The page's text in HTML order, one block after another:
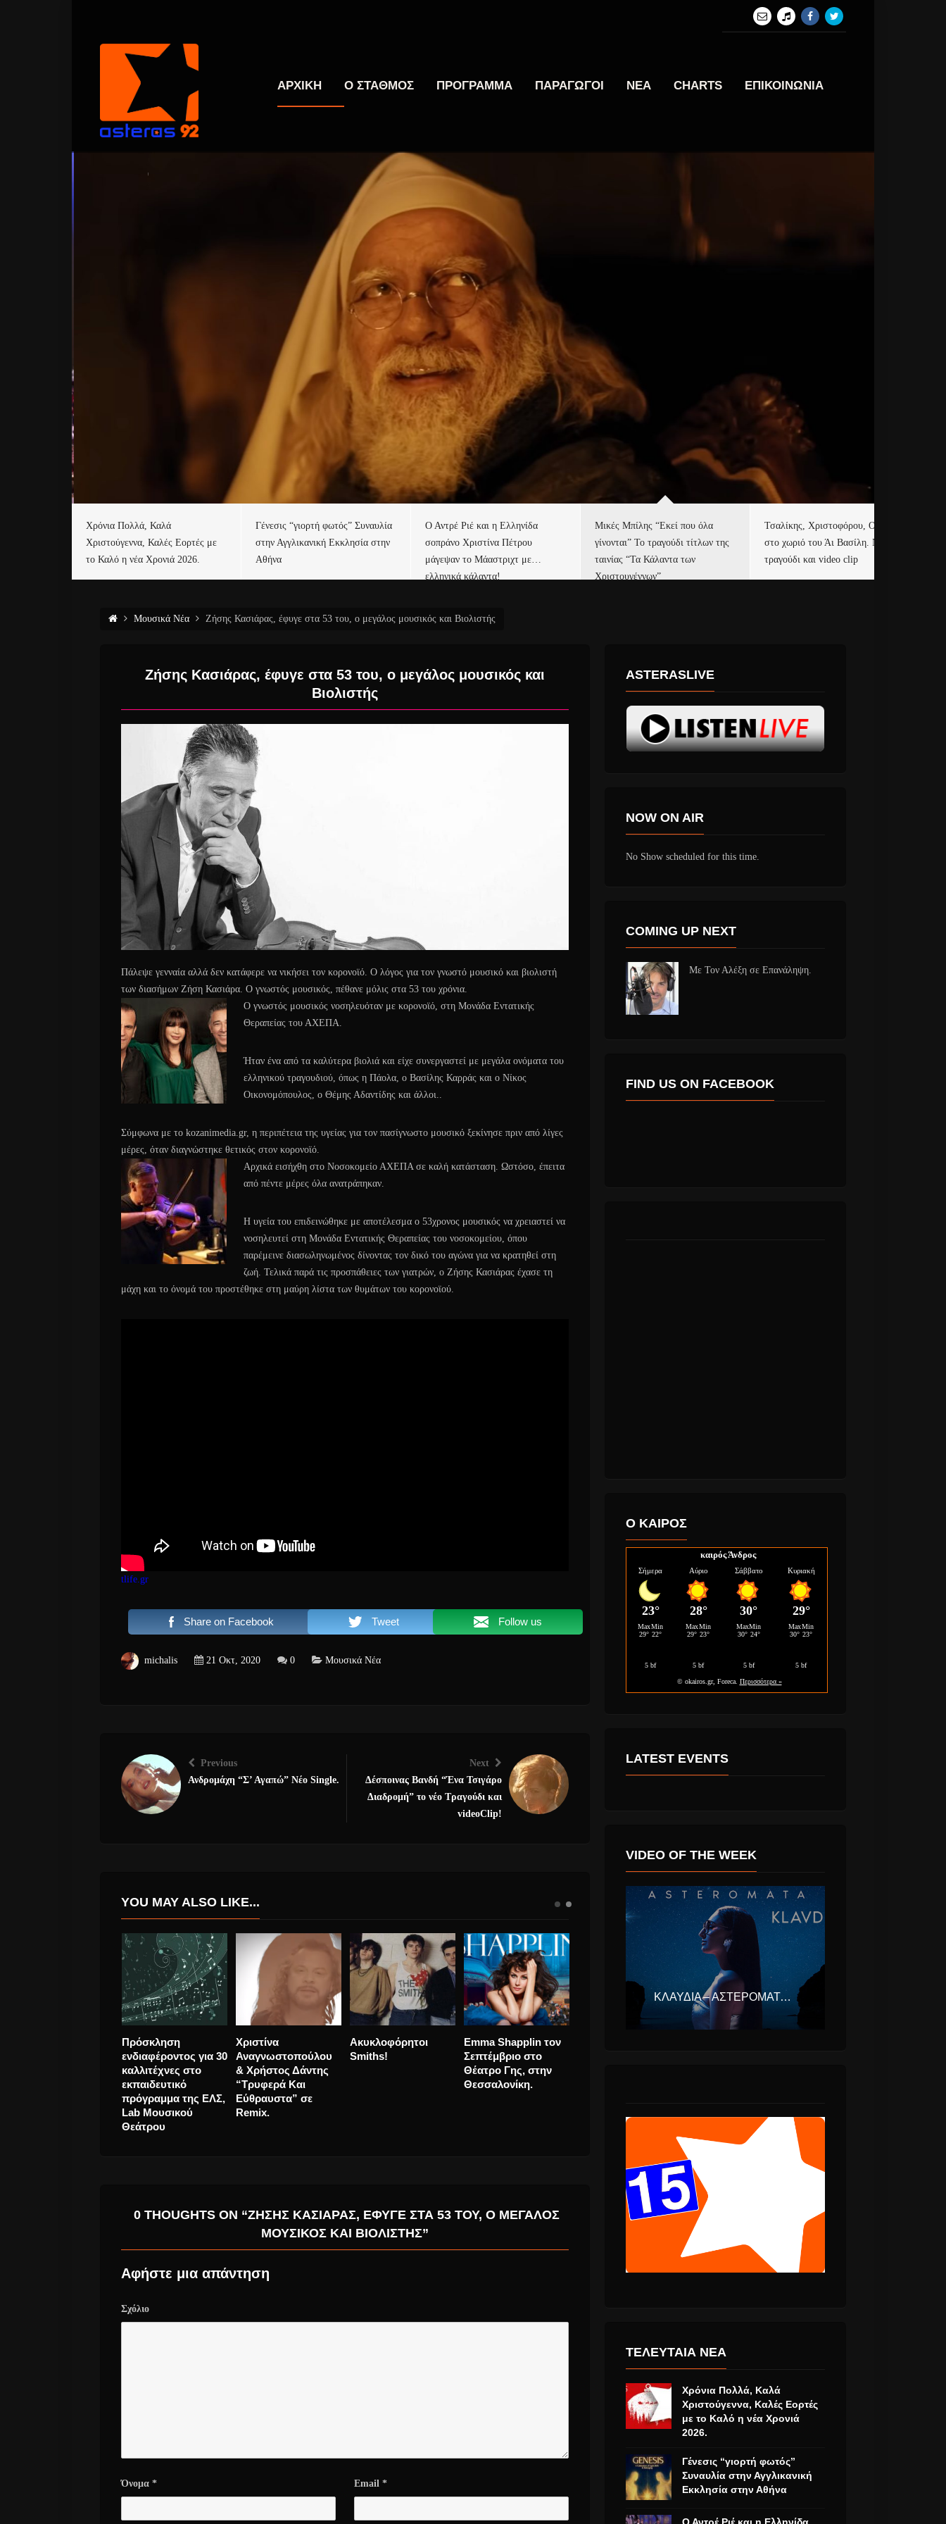
ΑΡΧΙΚΗ Ο ΣΤΑΘΜΟΣ ΠΡΟΓΡΑΜΜΑ ΠΑΡΑΓΩΓΟΙ ΝΕΑ CHARTS ΕΠΙΚΟΙΝΩΝΙΑ
Χρόνια Πολλά, Καλά
Χριστούγεννα, Καλές Εορτές με
το Καλό η νέα Χρονιά 2026.
Γένεσις “γιορτή φωτός” Συναυλία
στην Αγγλικανική Εκκλησία στην
Αθήνα
Ο Αντρέ Ριέ και η Ελληνίδα
σοπράνο Χριστίνα Πέτρου
μάγεψαν το Μάαστριχτ με…
ελληνικά κάλαντα!
Μικές Μπίλης “Εκεί που όλα
γίνονται” Το τραγούδι τίτλων της
ταινίας “Τα Κάλαντα των
Χριστουγέννων”
Τσαλίκης, Χριστοφόρου, ONE
στο χωριό του Άι Βασίλη. Νέο
τραγούδι και video clip
Μουσικά Νέα Ζήσης Κασιάρας, έφυγε στα 53 του, ο μεγάλος μουσικός και Βιολιστής
Ζήσης Κασιάρας, έφυγε στα 53 του, ο μεγάλος μουσικός και
Βιολιστής
Πάλεψε γενναία αλλά δεν κατάφερε να νικήσει τον κορονοϊό. Ο λόγος για τον γνωστό μουσικό και βιολιστή
των διασήμων Ζήση Κασιάρα. Ο γνωστός μουσικός, πέθανε μόλις στα 53 του χρόνια.
Ο γνωστός μουσικός νοσηλευόταν με κορονοϊό, στη Μονάδα Εντατικής
Θεραπείας του ΑΧΕΠΑ.
Ήταν ένα από τα καλύτερα βιολιά και είχε συνεργαστεί με μεγάλα ονόματα του
ελληνικού τραγουδιού, όπως η Πάολα, ο Βασίλης Καρράς και ο Νίκος
Οικονομόπουλος, ο Θέμης Αδαντίδης και άλλοι..
Σύμφωνα με το kozanimedia.gr, η περιπέτεια της υγείας για τον πασίγνωστο μουσικό ξεκίνησε πριν από λίγες
μέρες, όταν διαγνώστηκε θετικός στον κορονοϊό.
Αρχικά εισήχθη στο Νοσοκομείο ΑΧΕΠΑ σε καλή κατάσταση. Ωστόσο, έπειτα
από πέντε μέρες όλα ανατράπηκαν.
Η υγεία του επιδεινώθηκε με αποτέλεσμα ο 53χρονος μουσικός να χρειαστεί να
νοσηλευτεί στη Μονάδα Εντατικής Θεραπείας του νοσοκομείου, όπου
παρέμεινε διασωληνωμένος δίνοντας τον δικό του αγώνα για να κρατηθεί στη
ζωή. Τελικά παρά τις προσπάθειες των γιατρών, ο Ζήσης Κασιάρας έχασε τη
μάχη και το όνομά του προστέθηκε στη μαύρη λίστα των θυμάτων του κορονοϊού.
tlife.gr
Share on Facebook Tweet Follow us
michalis 21 Οκτ, 2020 0 Μουσικά Νέα
Previous
Ανδρομάχη “Σ’ Αγαπώ” Νέο Single.
Next
Δέσποινας Βανδή “Ένα Τσιγάρο
Διαδρομή” το νέο Τραγούδι και
videoClip!
YOU MAY ALSO LIKE...
Halsey “Manic” Νέο
άλμπουμ.
Γιάννης Τόλμης
“Έρωτας Είναι” νέο
Τραγούδι.
Πρόσκληση
ενδιαφέροντος για 30
Χριστίνα
Αναγνωστοπούλου
& Χρήστος Δάντης
“Τρυφερά Και
0 THOUGHTS ON “ΖΉΣΗΣ ΚΑΣΙΆΡΑΣ, ΈΦΥΓΕ ΣΤΑ 53 ΤΟΥ, Ο ΜΕΓΆΛΟΣ
ΜΟΥΣΙΚΌΣ ΚΑΙ ΒΙΟΛΙΣΤΉΣ”
Αφήστε μια απάντηση
Σχόλιο
Όνομα * Email *
ASTERASLIVE
NOW ON AIR
No Show scheduled for this time.
COMING UP NEXT
Με Τον Αλέξη σε Επανάληψη.
FIND US ON FACEBOOK
Ο ΚΑΙΡΟΣ
καιρός Άνδρος
LATEST EVENTS
VIDEO OF THE WEEK
ΚΛΑΥΔΊΑ – ΑΣΤΕΡΟΜΆΤΑ (EUROVISION ΕΛΛΆΔΑ 2025)
ΤΕΛΕΥΤΑΙΑ ΝΕΑ
Χρόνια Πολλά, Καλά
Χριστούγεννα, Καλές Εορτές
με το Καλό η νέα Χρονιά
2026.
Γένεσις “γιορτή φωτός”
Συναυλία στην Αγγλικανική
Εκκλησία στην Αθήνα